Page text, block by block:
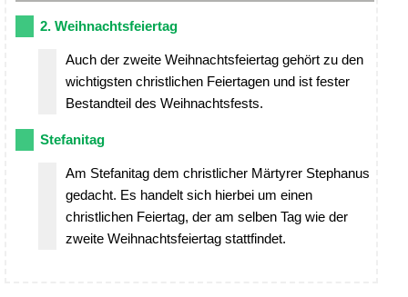
2. Weihnachtsfeiertag
Auch der zweite Weihnachtsfeiertag gehört zu den
wichtigsten christlichen Feiertagen und ist fester
Bestandteil des Weihnachtsfests.
Stefanitag
Am Stefanitag dem christlicher Märtyrer Stephanus
gedacht. Es handelt sich hierbei um einen
christlichen Feiertag, der am selben Tag wie der
zweite Weihnachtsfeiertag stattfindet.